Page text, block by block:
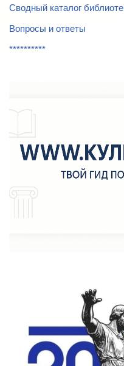
Сводный каталог
Вопросы и ответы
**********